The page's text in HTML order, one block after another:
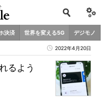
決済 世界を変える5G デジモノ
2022年4月20日
るよう